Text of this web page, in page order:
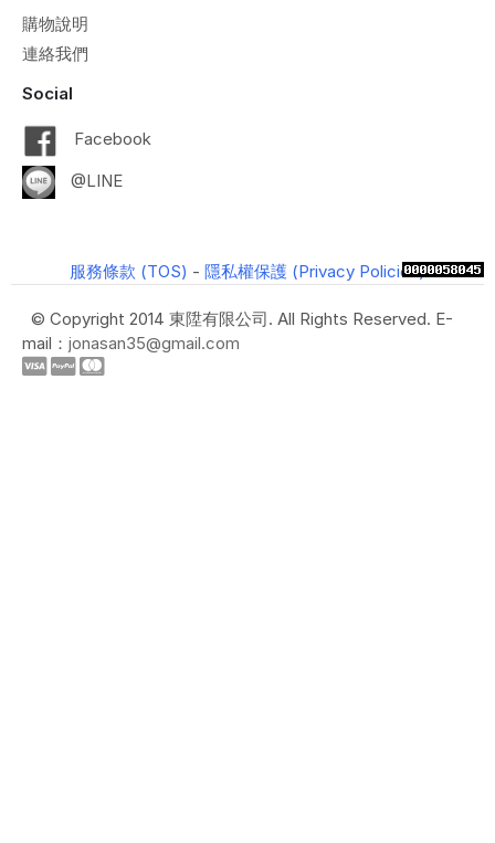
購物說明
連絡我們
Social
Facebook
@LINE
服務條款 (TOS) - 隱私權保護 (Privacy Policies)
© Copyright 2014 東陞有限公司. All Rights Reserved. E-
mail： jonasan35@gmail.com